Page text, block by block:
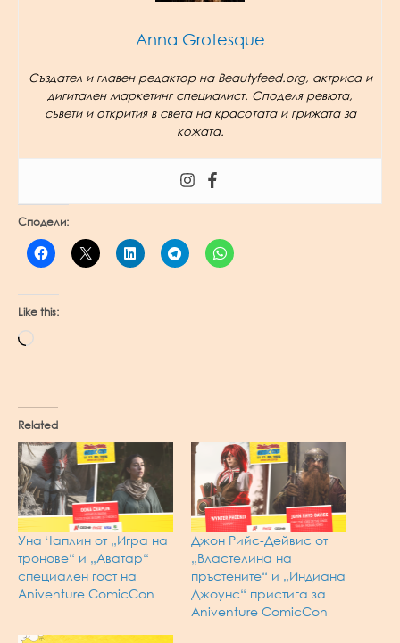
Anna Grotesque
Създател и главен редактор на Beautyfeed.org, актриса и
дигитален маркетинг специалист. Споделя ревюта,
съвети и открития в света на красотата и грижата за
кожата.
Сподели:
Like this:
Loading…
Related
Уна Чаплин от „Игра на
тронове“ и „Аватар“
специален гост на
Aniventure ComicCon
Джон Рийс-Дейвис от
„Властелина на
пръстените“ и „Индиана
Джоунс“ пристига за
Aniventure ComicCon